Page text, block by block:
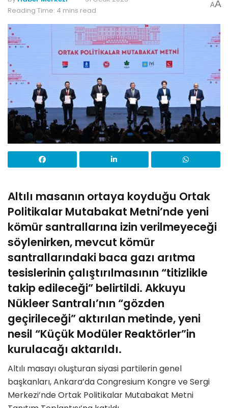
Reading Time: 4 mins read
AA
Altılı masanın ortaya koyduğu Ortak
Politikalar Mutabakat Metni’nde yeni
kömür santrallarına izin verilmeyeceği
söylenirken, mevcut kömür
santrallarındaki baca gazı arıtma
tesislerinin çalıştırılmasının “titizlikle
takip edileceği” belirtildi. Akkuyu
Nükleer Santralı’nın “gözden
geçirileceği” aktırılan metinde, yeni
nesil “Küçük Modüler Reaktörler”in
kurulacağı aktarıldı.
Altılı masayı oluşturan siyasi partilerin genel
başkanları, Ankara’da Congresium Kongre ve Sergi
Merkezi’nde Ortak Politikalar Mutabakat Metni